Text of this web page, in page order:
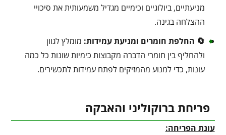
מניעתיים, ביולוגיים וכימיים מגדיל משמעותית את סיכויי
ההצלחה בגינה.
🔄 החלפת חומרים ומניעת עמידות: מומלץ לגוון
ולהחליף בין חומרי הדברה מקבוצות כימיות שונות כל כמה
עונות, כדי למנוע מהמזיקים לפתח עמידות לתכשירים.
פריחת ברוקוליני והאבקה
עונת הפריחה: